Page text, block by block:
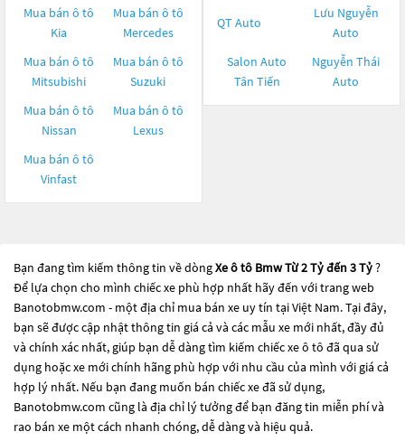
Mua bán ô tô
Kia
Mua bán ô tô
Mercedes
Mua bán ô tô
Mitsubishi
Mua bán ô tô
Suzuki
Mua bán ô tô
Nissan
Mua bán ô tô
Lexus
Mua bán ô tô
Vinfast
QT Auto
Lưu Nguyễn
Auto
Salon Auto
Tân Tiến
Nguyễn Thái
Auto
Bạn đang tìm kiếm thông tin về dòngXe ô tô Bmw Từ 2 Tỷ đến 3 Tỷ?
Để lựa chọn cho mình chiếc xe phù hợp nhất hãy đến với trang web
Banotobmw.com - một địa chỉ mua bán xe uy tín tại Việt Nam. Tại đây,
bạn sẽ được cập nhật thông tin giá cả và các mẫu xe mới nhất, đầy đủ
và chính xác nhất, giúp bạn dễ dàng tìm kiếm chiếc xe ô tô đã qua sử
dụng hoặc xe mới chính hãng phù hợp với nhu cầu của mình với giá cả
hợp lý nhất. Nếu bạn đang muốn bán chiếc xe đã sử dụng,
Banotobmw.com cũng là địa chỉ lý tưởng để bạn đăng tin miễn phí và
rao bán xe một cách nhanh chóng, dễ dàng và hiệu quả.